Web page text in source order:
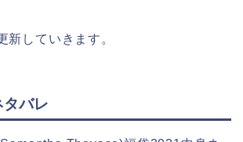
新していきます。
バレ